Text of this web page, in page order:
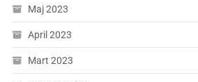
Maj 2023
April 2023
Mart 2023